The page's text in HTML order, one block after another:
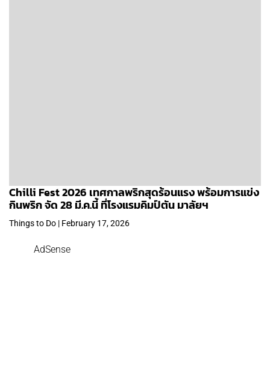
Chilli Fest 2026 เทศกาลพริกสุดร้อนแรง พร้อมการแข่ง
กินพริก จัด 28 มี.ค.นี้ ที่โรงแรมคิมป์ตัน มาลัยฯ
Things to Do | February 17, 2026
AdSense